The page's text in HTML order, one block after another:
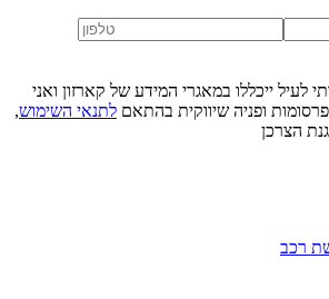
לעיל ייכללו במאגרי המידע של קארזון ואני
ופניה שיווקית בהתאם לתנאי השימוש,
הצרכן
רכב